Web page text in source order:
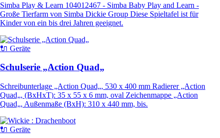
Simba Play & Learn 104012467 - Simba Baby Play and Learn -
Große Tierfarm von Simba Dickie Group Diese Spieltafel ist für
Kinder von ein bis drei Jahren geeignet.
🔌 Geräte
Schulserie „Action Quad„
Schreibunterlage „Action Quad„, 530 x 400 mm Radierer „Action
Quad„, (BxHxT): 35 x 55 x 6 mm, oval Zeichenmappe „Action
Quad„, Außenmaße (BxH): 310 x 440 mm, bis.
🔌 Geräte